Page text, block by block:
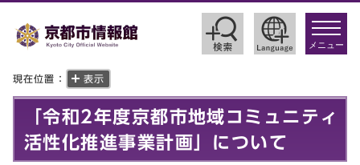
toggle
メニュー
現在位置： 表示
「令和2年度京都市地域コミュニティ
活性化推進事業計画」について